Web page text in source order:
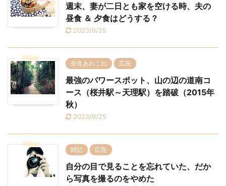
週末、妻が二日とも家を空ける時、夫の
昼食 ＆ 夕食はどうする？
2023/9/25
奈良あれこれ 広告
最強のパワースポット、山の辺の道南コ
ース（桜井駅～天理駅）を踏破（2015年
秋）
2023/9/25
雑記 広告
自分の目で見ることを忘れていた、だか
ら写真を撮るのをやめた